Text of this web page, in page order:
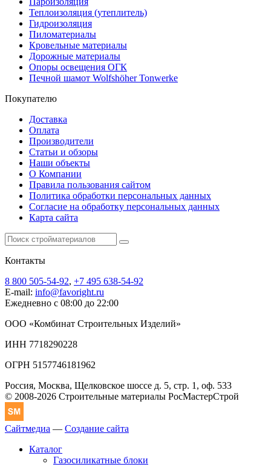
Теплоизоляция (утеплитель)
Гидроизоляция
Пиломатериалы
Кровельные материалы
Дорожные материалы
Опоры освещения ОГК
Печной шамот Wolfshöher Tonwerke
Покупателю
Доставка
Оплата
Производители
Статьи и обзоры
Наши объекты
О Компании
Правила пользования сайтом
Политика обработки персональных данных
Согласие на обработку персональных данных
Карта сайта
Контакты
8 800 505-54-92, +7 495 638-54-92
E-mail: info@favoright.ru
Ежедневно с 08:00 до 22:00
ООО «Комбинат Строительных Изделий»
ИНН 7718290228
ОГРН 5157746181962
Россия, Москва, Щелковское шоссе д. 5, стр. 1, оф. 533
© 2008-2026 Строительные материалы РосМастерСтрой
Сайтмедиа — Создание сайта
Каталог
Газосиликатные блоки